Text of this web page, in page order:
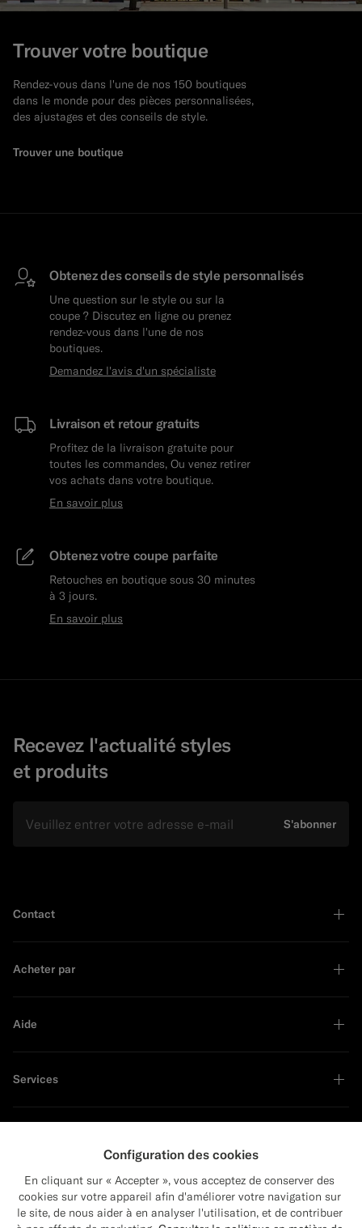
Trouver votre boutique
Rendez-vous dans l'une de nos 150 boutiques
dans le monde pour des pièces personnalisées,
des ajustages et des conseils de style.
Trouver une boutique
Obtenez des conseils de style personnalisés
Une question sur le style ou sur la
coupe ? Discutez en ligne ou prenez
rendez-vous dans l'une de nos
boutiques.
Demandez l'avis d'un spécialiste
Livraison et retour gratuits
Profitez de la livraison gratuite pour
toutes les commandes, Ou venez retirer
vos achats dans votre boutique.
En savoir plus
Obtenez votre coupe parfaite
Retouches en boutique sous 30 minutes
à 3 jours.
En savoir plus
Recevez l'actualité styles
et produits
S'abonner
Contact
Acheter par
Aide
Services
Leader en développement durable Close
Expédition vers : États-Unis ?
Configuration des cookies
En cliquant sur « Accepter », vous acceptez de conserver des
cookies sur votre appareil afin d'améliorer votre navigation sur
le site, de nous aider à en analyser l'utilisation, et de contribuer